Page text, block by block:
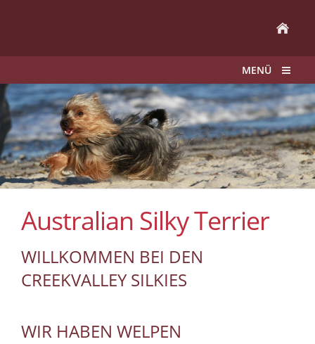
MENÜ
Australian Silky Terrier
WILLKOMMEN BEI DEN
CREEKVALLEY SILKIES
WIR HABEN WELPEN